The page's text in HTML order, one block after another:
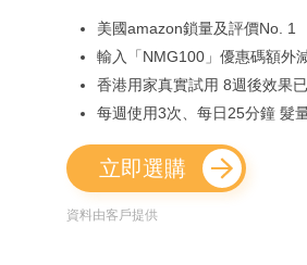
美國amazon鎖量及評價No. 1
輸入「NMG100」優惠碼額外
香港用家真實試用 8週後效果
每週使用3次、每日25分鐘 髮
立即選購
資料由客戶提供